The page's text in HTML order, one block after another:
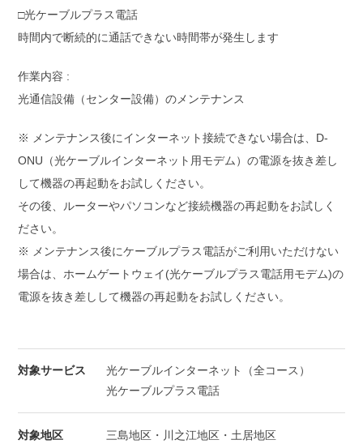
□光ケーブルプラス電話
時間内で断続的に通話できない時間帯が発生します
作業内容 :
光通信設備（センター設備）のメンテナンス
※ メンテナンス後にインターネット接続できない場合は、D-
ONU（光ケーブルインターネット用モデム）の電源を抜き差し
して機器の再起動をお試しください。
その後、ルーターやパソコンなど接続機器の再起動をお試しく
ださい。
※ メンテナンス後にケーブルプラス電話がご利用いただけない
場合は、ホームゲートウェイ(光ケーブルプラス電話用モデム)の
電源を抜き差しして機器の再起動をお試しください。
対象サービス
光ケーブルインターネット（全コース）
光ケーブルプラス電話
対象地区 三島地区・川之江地区・土居地区